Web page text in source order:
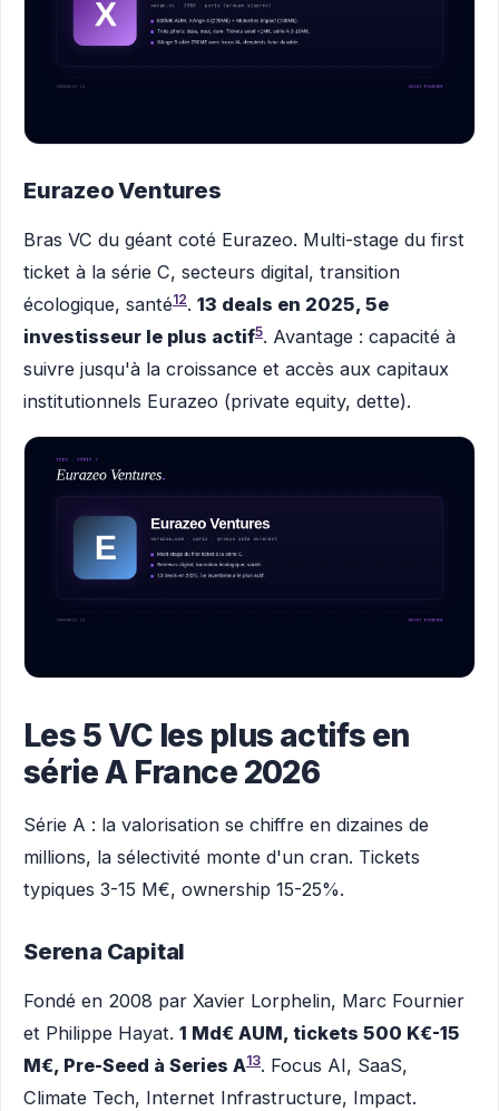
Eurazeo Ventures
Bras VC du géant coté Eurazeo. Multi-stage du first
ticket à la série C, secteurs digital, transition
écologique, santé12. 13 deals en 2025, 5e
investisseur le plus actif5. Avantage : capacité à
suivre jusqu'à la croissance et accès aux capitaux
institutionnels Eurazeo (private equity, dette).
Les 5 VC les plus actifs en
série A France 2026
Série A : la valorisation se chiffre en dizaines de
millions, la sélectivité monte d'un cran. Tickets
typiques 3-15 M€, ownership 15-25%.
Serena Capital
Fondé en 2008 par Xavier Lorphelin, Marc Fournier
et Philippe Hayat. 1 Md€ AUM, tickets 500 K€-15
M€, Pre-Seed à Series A13. Focus AI, SaaS,
Climate Tech, Internet Infrastructure, Impact.